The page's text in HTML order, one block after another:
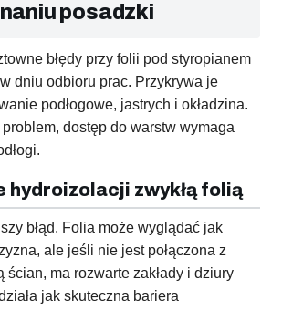
posadzki
błędy przy folii pod styropianem
dniu odbioru prac. Przykrywa je
podłogowe, jastrych i okładzina.
dostęp do warstw wymaga
hydroizolacji zwykłą folią
błąd. Folia może wyglądać jak
ale jeśli nie jest połączona z
ścian, ma rozwarte zakłady i dziury
jak skuteczna bariera